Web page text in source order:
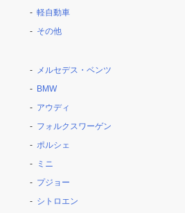
軽自動車
その他
メルセデス・ベンツ
BMW
アウディ
フォルクスワーゲン
ポルシェ
ミニ
プジョー
シトロエン